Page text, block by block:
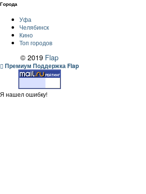
Города
Уфа
Челябинск
Кино
Топ городов
© 2019 Flap
Премиум Поддержка Flap
Я нашел ошибку!